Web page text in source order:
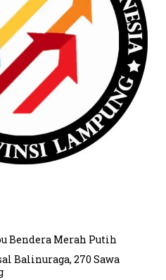
Bendera Merah Putih
Balinuraga, 270 Sawa